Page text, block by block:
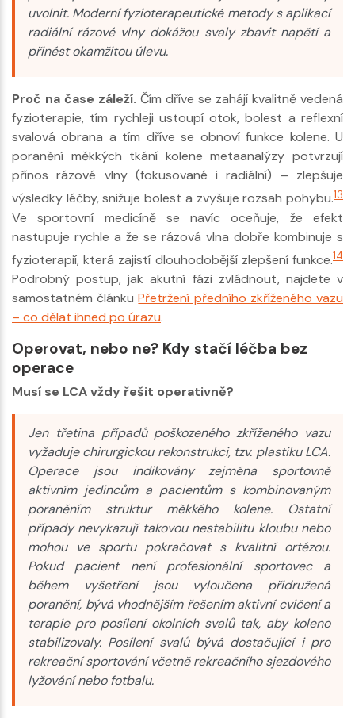
uvolnit. Moderní fyzioterapeutické metody s aplikací
radiální rázové vlny dokážou svaly zbavit napětí a
přinést okamžitou úlevu.
Proč na čase záleží. Čím dříve se zahájí kvalitně vedená
fyzioterapie, tím rychleji ustoupí otok, bolest a reflexní
svalová obrana a tím dříve se obnoví funkce kolene. U
poranění měkkých tkání kolene metaanalýzy potvrzují
přínos rázové vlny (fokusované i radiální) – zlepšuje
výsledky léčby, snižuje bolest a zvyšuje rozsah pohybu.13
Ve sportovní medicíně se navíc oceňuje, že efekt
nastupuje rychle a že se rázová vlna dobře kombinuje s
fyzioterapií, která zajistí dlouhodobější zlepšení funkce.14
Podrobný postup, jak akutní fázi zvládnout, najdete v
samostatném článkuPřetržení předního zkříženého vazu
– co dělat ihned po úrazu.
Operovat, nebo ne? Kdy stačí léčba bez
operace
Musí se LCA vždy řešit operativně?
Jen třetina případů poškozeného zkříženého vazu
vyžaduje chirurgickou rekonstrukci, tzv. plastiku LCA.
Operace jsou indikovány zejména sportovně
aktivním jedincům a pacientům s kombinovaným
poraněním struktur měkkého kolene. Ostatní
případy nevykazují takovou nestabilitu kloubu nebo
mohou ve sportu pokračovat s kvalitní ortézou.
Pokud pacient není profesionální sportovec a
během vyšetření jsou vyloučena přidružená
poranění, bývá vhodnějším řešením aktivní cvičení a
terapie pro posílení okolních svalů tak, aby koleno
stabilizovaly. Posílení svalů bývá dostačující i pro
rekreační sportování včetně rekreačního sjezdového
lyžování nebo fotbalu.